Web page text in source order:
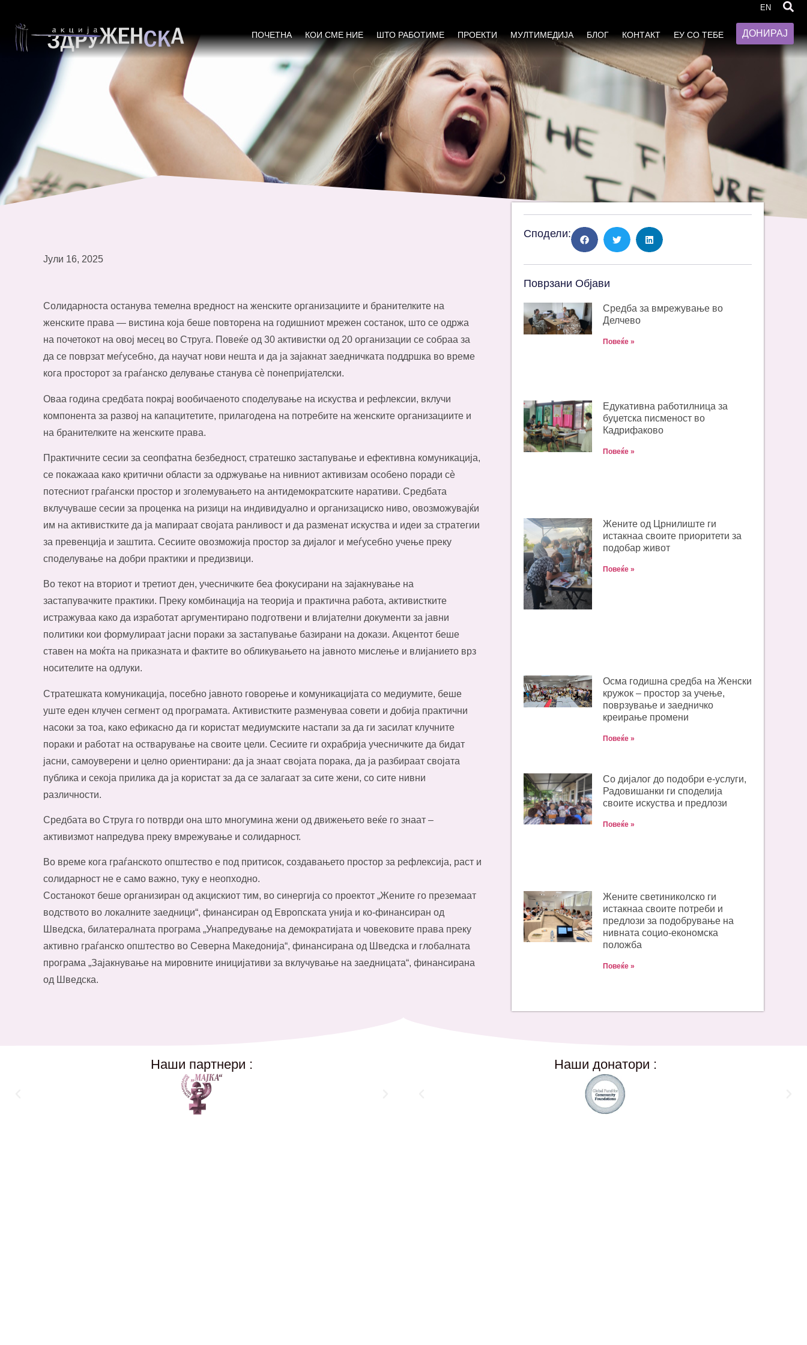
EN
ПОЧЕТНА КОИ СМЕ НИЕ ШТО РАБОТИМЕ ПРОЕКТИ МУЛТИМЕДИЈА БЛОГ КОНТАКТ ЕУ СО ТЕБЕ ДОНИРАЈ
безбедност
Јули 16, 2025
Солидарноста останува темелна вредност на женските организациите и бранителките на
женските права — вистина која беше повторена на годишниот мрежен состанок, што се одржа
на почетокот на овој месец во Струга. Повеќе од 30 активистки од 20 организации се собраа за
да се поврзат меѓусебно, да научат нови нешта и да ја зајакнат заедничката поддршка во време
кога просторот за граѓанско делување станува сè понепријателски.
Оваа година средбата покрај вообичаеното споделување на искуства и рефлексии, вклучи
компонента за развој на капацитетите, прилагодена на потребите на женските организациите и
на бранителките на женските права.
Практичните сесии за сеопфатна безбедност, стратешко застапување и ефективна комуникација,
се покажааа како критични области за одржување на нивниот активизам особено поради сè
потесниот граѓански простор и зголемувањето на антидемократските наративи. Средбата
вклучуваше сесии за проценка на ризици на индивидуално и организациско ниво, овозможувајќи
им на активистките да ја мапираат својата ранливост и да разменат искуства и идеи за стратегии
за превенција и заштита. Сесиите овозможија простор за дијалог и меѓусебно учење преку
споделување на добри практики и предизвици.
Во текот на вториот и третиот ден, учесничките беа фокусирани на зајакнување на
застапувачките практики. Преку комбинација на теорија и практична работа, активистките
истражуваа како да изработат аргументирано подготвени и влијателни документи за јавни
политики кои формулираат јасни пораки за застапување базирани на докази. Акцентот беше
ставен на моќта на приказната и фактите во обликувањето на јавното мислење и влијанието врз
носителите на одлуки.
Стратешката комуникација, посебно јавното говорење и комуникацијата со медиумите, беше
уште еден клучен сегмент од програмата. Активистките разменуваа совети и добија практични
насоки за тоа, како ефикасно да ги користат медиумските настапи за да ги засилат клучните
пораки и работат на остварување на своите цели. Сесиите ги охрабрија учесничките да бидат
јасни, самоуверени и целно ориентирани: да ја знаат својата порака, да ја разбираат својата
публика и секоја прилика да ја користат за да се залагаат за сите жени, со сите нивни
различности.
Средбата во Струга го потврди она што многумина жени од движењето веќе го знаат –
активизмот напредува преку вмрежување и солидарност.
Во време кога граѓанското општество е под притисок, создавањето простор за рефлексија, раст и
солидарност не е само важно, туку е неопходно.
Состанокот беше организиран од акцискиот тим, во синергија со проектот „Жените го преземаат
водството во локалните заедници“, финансиран од Европската унија и ко-финансиран од
Шведска, билатералната програма „Унапредување на демократијата и човековите права преку
активно граѓанско општество во Северна Македонија“, финансирана од Шведска и глобалната
програма „Зајакнување на мировните иницијативи за вклучување на заедницата“, финансирана
од Шведска.
Сподели:
Поврзани Објави
Средба за вмрежување во
Делчево
Повеќе »
Едукативна работилница за
буџетска писменост во
Кадрифаково
Повеќе »
Жените од Црнилиште ги
истакнаа своите приоритети за
подобар живот
Повеќе »
Oсма годишна средба на Женски
кружок – простор за учење,
поврзување и заедничко
креирање промени
Повеќе »
Со дијалог до подобри е-услуги,
Радовишанки ги споделија
своите искуства и предлози
Повеќе »
Жените светиниколско ги
истакнаа своите потреби и
предлози за подобрување на
нивната социо-економска
положба
Повеќе »
Наши партнери : Наши донатори :